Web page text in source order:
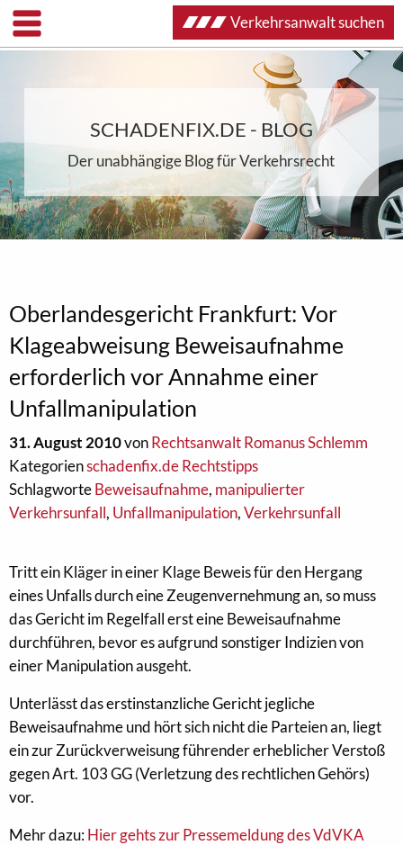
SCHADENFIX.DE - BLOG
Der unabhängige Blog für Verkehrsrecht
Oberlandesgericht Frankfurt: Vor
Klageabweisung Beweisaufnahme
erforderlich vor Annahme einer
Unfallmanipulation
31. August 2010vonRechtsanwalt Romanus Schlemm
Kategorienschadenfix.de Rechtstipps
SchlagworteBeweisaufnahme, manipulierter
Verkehrsunfall, Unfallmanipulation,Verkehrsunfall
Tritt ein Kläger in einer Klage Beweis für den Hergang
eines Unfalls durch eine Zeugenvernehmung an, so muss
das Gericht im Regelfall erst eine Beweisaufnahme
durchführen, bevor es aufgrund sonstiger Indizien von
einer Manipulation ausgeht.
Unterlässt das erstinstanzliche Gericht jegliche
Beweisaufnahme und hört sich nicht die Parteien an, liegt
ein zur Zurückverweisung führender erheblicher Verstoß
gegen Art. 103 GG (Verletzung des rechtlichen Gehörs)
vor.
Mehr dazu:Hier gehts zur Pressemeldung des VdVKA
Verkehrsanwalt suchen